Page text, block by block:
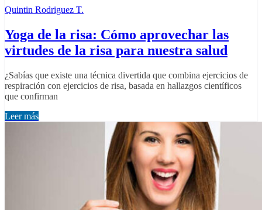
Quintin Rodriguez T.
Yoga de la risa: Cómo aprovechar las
virtudes de la risa para nuestra salud
¿Sabías que existe una técnica divertida que combina ejercicios de
respiración con ejercicios de risa, basada en hallazgos científicos
que confirman
Leer más